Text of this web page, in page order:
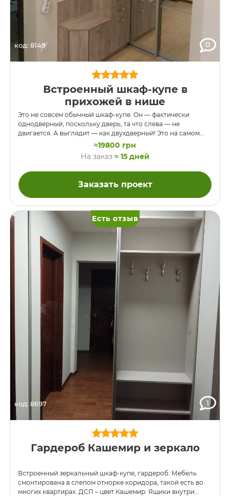
код: 8149 0
Встроенный шкаф-купе в
прихожей в нише
Это не совсем обычный шкаф-купе. Он — фактически
однодверный, поскольку дверь, та что слева — не
двигается. А выглядит — как двухдверный! Это на самом
деле просто панель в форме двери, за которую прячется
правая дверь при открывании. За дверью — подсобное
помещение. ДСП — Дуб Ансберг. С ориентировочными
ценами на шкафы купе под заказ можно ознакомиться на
нашем сайте или уточнить по телефону у менеджера.
≈19800 грн
На заказ ≈ 15 дней
Заказать проект
код: 8697 1
Есть отзыв
Гардероб Кашемир и зеркало
Встроенный зеркальный шкаф-купе, гардероб. Мебель
смонтирована в слепом отнорке коридора, такой есть во
многих квартирах. ДСП – цвет Кашемир. Ящики внутри